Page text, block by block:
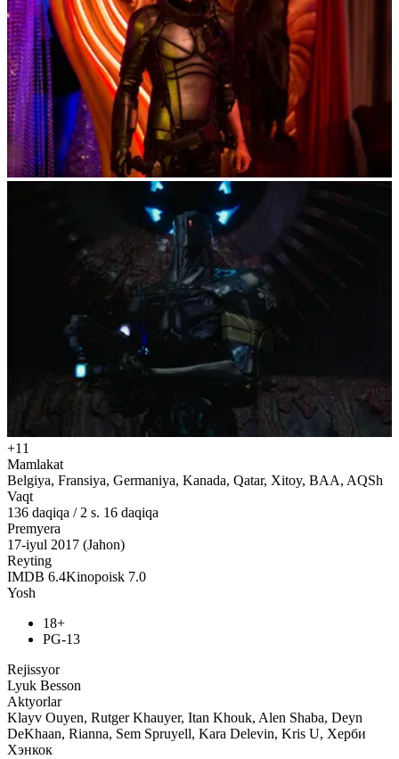
+11
Mamlakat
Belgiya, Fransiya, Germaniya, Kanada, Qatar, Xitoy, BAA, AQSh
Vaqt
136 daqiqa /2 s. 16 daqiqa
Premyera
17-iyul 2017 (Jahon)
Reyting
IMDB 6.4Kinopoisk 7.0
Yosh
18+
PG-13
Rejissyor
Lyuk Besson
Aktyorlar
Klayv Ouyen, Rutger Khauyer, Itan Khouk, Alen Shaba, Deyn
DeKhaan, Rianna, Sem Spruyell, Kara Delevin, Kris U, Херби
Хэнкок